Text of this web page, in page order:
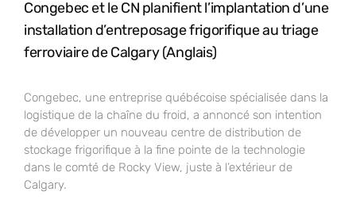
Congebec et le CN planifient l’implantation d’une
installation d’entreposage frigorifique au triage
ferroviaire de Calgary (Anglais)
Congebec, une entreprise québécoise spécialisée dans la
logistique de la chaîne du froid, a annoncé son intention
de développer un nouveau centre de distribution de
stockage frigorifique à la fine pointe de la technologie
dans le comté de Rocky View, juste à l’extérieur de
Calgary.